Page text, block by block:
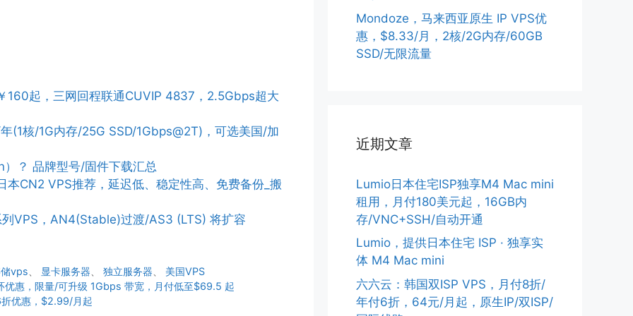
160起，三网回程联通CUVIP 4837，2.5Gbps超大
(1核/1G内存/25G SSD/1Gbps@2T)，可选美国/加
？ 品牌型号/固件下载汇总
CN2 VPS推荐，延迟低、稳定性高、免费备份_搬
VPS，AN4(Stable)过渡/AS3 (LTS) 将扩容
vps 显卡服务器 、独立服务器
美国VPS
惠，限量/可升级 1Gbps 带宽，月付低至$69.5 起
优惠，$2.99/月起
Mondoze，马来西亚原生 IP VPS优
惠，$8.33/月，2核/2G内存/60GB
SSD/无限流量
近期文章
Lumio日本住宅ISP独享M4 Mac mini
租用，月付180美元起，16GB内
存/VNC+SSH/自动开通
Lumio，提供日本住宅 ISP · 独享实
体 M4 Mac mini
六六云：韩国双ISP VPS，月付8折/
年付6折，64元/月起，原生IP/双ISP/